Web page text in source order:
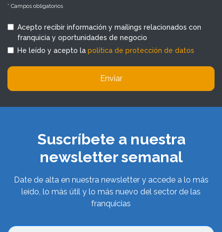
* Campos obligatorios
Acepto recibir información y mailings relacionados con
franquicia y oportunidades de negocio
He leído y acepto la política de protección de datos
Enviar
Suscríbete a nuestra
newsletter semanal
Date de alta en nuestra newsletter y accede a lo más
leído, lo más útil y lo más nuevo del sector de las
franquicias